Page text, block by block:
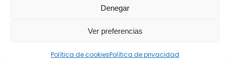
Denegar
Ver preferencias
Política de cookiesPolítica de privacidad
de Privacidad
Iberleads